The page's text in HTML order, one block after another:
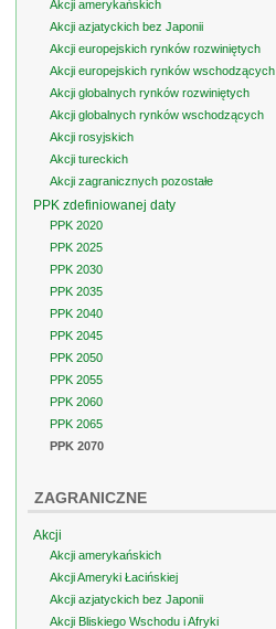
Akcji amerykańskich
Akcji azjatyckich bez Japonii
Akcji europejskich rynków rozwiniętych
Akcji europejskich rynków wschodzących
Akcji globalnych rynków rozwiniętych
Akcji globalnych rynków wschodzących
Akcji rosyjskich
Akcji tureckich
Akcji zagranicznych pozostałe
PPK zdefiniowanej daty
PPK 2020
PPK 2025
PPK 2030
PPK 2035
PPK 2040
PPK 2045
PPK 2050
PPK 2055
PPK 2060
PPK 2065
PPK 2070
ZAGRANICZNE
Akcji
Akcji amerykańskich
Akcji Ameryki Łacińskiej
Akcji azjatyckich bez Japonii
Akcji Bliskiego Wschodu i Afryki